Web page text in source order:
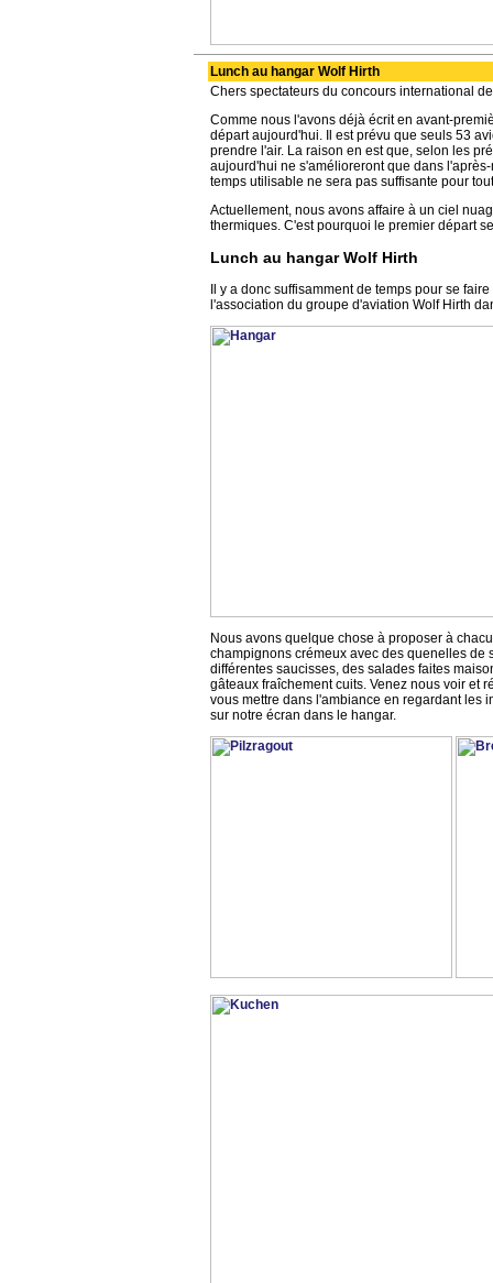
Lunch au hangar Wolf Hirth
Chers spectateurs du concours international
Comme nous l'avons déjà écrit en avant-
départ aujourd'hui. Il est prévu que seuls 53
prendre l'air. La raison en est que, selon les
aujourd'hui ne s'amélioreront que dans
temps utilisable ne sera pas suffisante pour
Actuellement, nous avons affaire à un ciel
thermiques. C'est pourquoi le premier départ
Lunch au hangar Wolf Hirth
Il y a donc suffisamment de temps pour se
l'association du groupe d'aviation Wolf Hirth
Nous avons quelque chose à proposer à
champignons crémeux avec des quenelles de
différentes saucisses, des salades faites
gâteaux fraîchement cuits. Venez nous voir et
vous mettre dans l'ambiance en regardant les
sur notre écran dans le hangar.